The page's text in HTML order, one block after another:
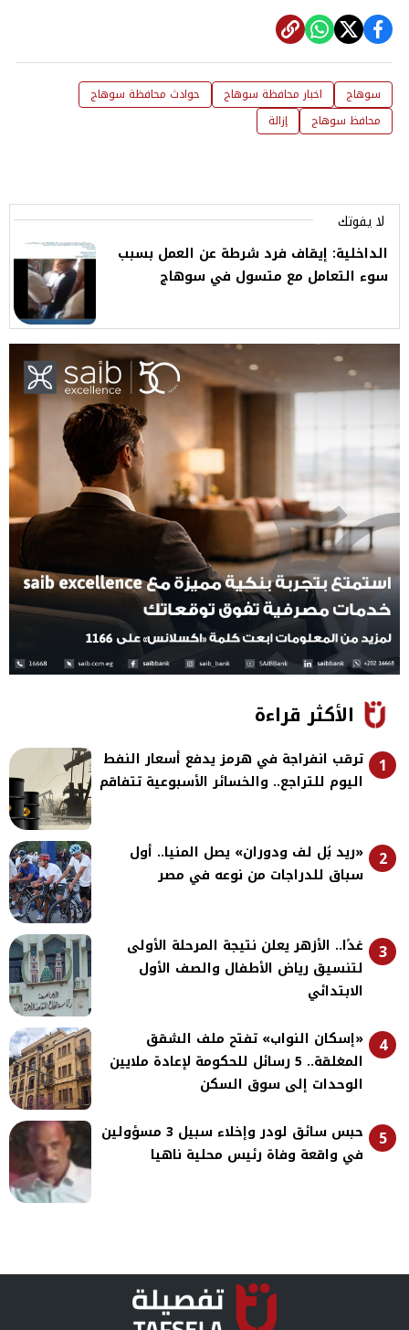
سوهاج اخبار محافظة سوهاج
حوادث محافظة سوهاج
محافظ سوهاج
إزالة
لا يفوتك
الداخلية: إيقاف فرد شرطة عن العمل بسبب
سوء التعامل مع متسول في سوهاج
الأكثر قراءة
1
ترقب انفراجة في هرمز يدفع أسعار النفط
اليوم للتراجع.. والخسائر الأسبوعية تتفاقم
2
«ريد بُل لف ودوران» يصل المنيا.. أول
سباق للدراجات من نوعه في مصر
3
غدًا.. الأزهر يعلن نتيجة المرحلة الأولى
لتنسيق رياض الأطفال والصف الأول
الابتدائي
4
«إسكان النواب» تفتح ملف الشقق
المغلقة.. 5 رسائل للحكومة لإعادة ملايين
الوحدات إلى سوق السكن
5
حبس سائق لودر وإخلاء سبيل 3 مسؤولين
في واقعة وفاة رئيس محلية ناهيا